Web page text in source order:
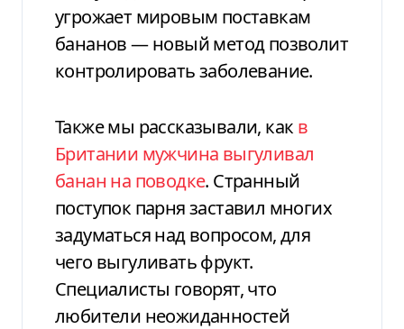
угрожает мировым поставкам
бананов — новый метод позволит
контролировать заболевание.
Также мы рассказывали, как в
Британии мужчина выгуливал
банан на поводке. Странный
поступок парня заставил многих
задуматься над вопросом, для
чего выгуливать фрукт.
Специалисты говорят, что
любители неожиданностей